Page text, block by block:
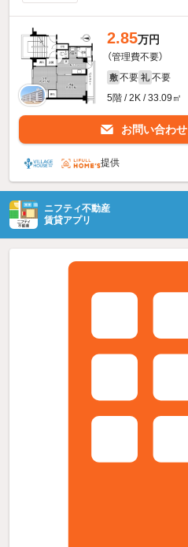
2.85万円
（管理費不要）
敷 不要 礼 不要
5階 / 2K / 33.09㎡
お問い合わせ
提供
ニフティ不動産
賃貸アプリ